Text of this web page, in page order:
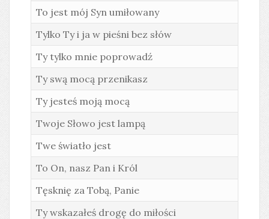
To jest mój Syn umiłowany
Tylko Ty i ja w pieśni bez słów
Ty tylko mnie poprowadź
Ty swą mocą przenikasz
Ty jesteś moją mocą
Twoje Słowo jest lampą
Twe światło jest
To On, nasz Pan i Król
Tęsknię za Tobą, Panie
Ty wskazałeś drogę do miłości